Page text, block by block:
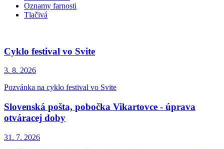
Oznamy farnosti
Tlačivá
Cyklo festival vo Svite
3. 8. 2026
Pozvánka na cyklo festival vo Svite
Slovenská pošta, pobočka Vikartovce - úprava
otváracej doby
31. 7. 2026